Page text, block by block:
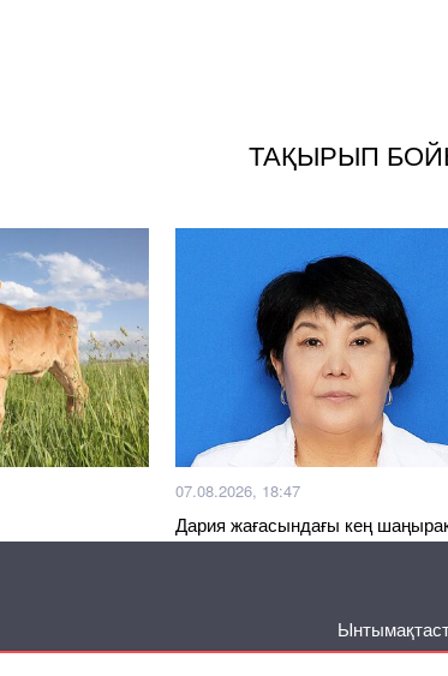
ТАҚЫРЫП
07.08.2026, 18:47
Дария жағасындағы кең
қызықты күндері